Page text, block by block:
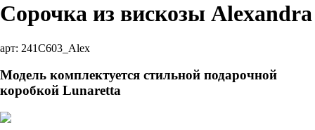
Сорочка из вискозы Alexandra
арт: 241C603_Alex
Модель комплектуется стильной подарочной
коробкой Lunaretta